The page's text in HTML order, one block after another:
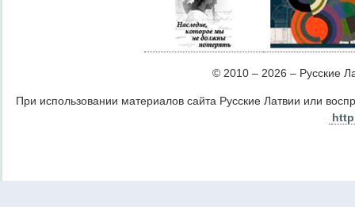
© 2010 – 2026 – Русские
При использовании материалов сайта Русские Латвии или